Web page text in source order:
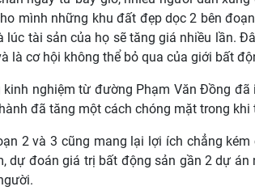
mình những khu đất đẹp dọc 2 bên
lúc tài sản của họ sẽ tăng giá nhiều lần.
là cơ hội không thể bỏ qua của giới bất
kinh nghiệm từ đường Phạm Văn Đồng
đã tăng một cách chóng mặt trong
2 và 3 cũng mang lại lợi ích chẳng
dự đoán giá trị bất động sản gần 2 dự